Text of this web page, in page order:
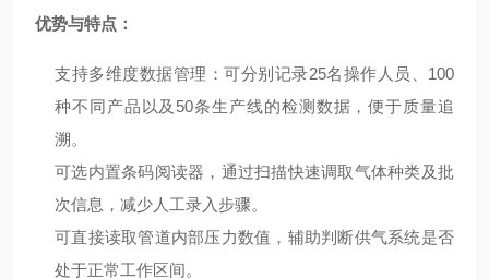
优势与特点：
支持多维度数据管理：可分别记录25名操作人员、100
种不同产品以及50条生产线的检测数据，便于质量追
溯。
可选内置条码阅读器，通过扫描快速调取气体种类及批
次信息，减少人工录入步骤。
可直接读取管道内部压力数值，辅助判断供气系统是否
处于正常工作区间。